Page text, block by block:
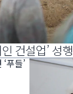
건설업’ 성행
푸들’